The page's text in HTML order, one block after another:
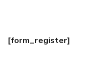
[form_register]